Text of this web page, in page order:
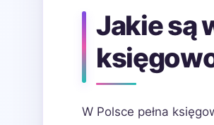
Jakie są
W Polsce pełna